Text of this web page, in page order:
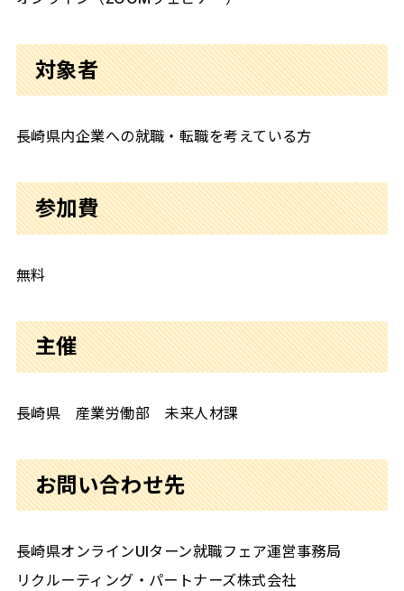
対象者
長崎県内企業への就職・転職を考えている方
参加費
無料
主催
長崎県 産業労働部 未来人材課
お問い合わせ先
長崎県オンラインUIターン就職フェア運営事務局
リクルーティング・パートナーズ株式会社